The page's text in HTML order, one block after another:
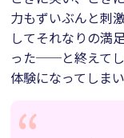
力もずいぶんと刺
してそれなりの満
った──と終えてし
体験になってしまい